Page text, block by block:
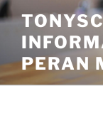
Skip
to
content
PERAN